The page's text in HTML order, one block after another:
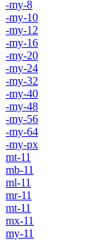
-my-8
-my-10
-my-12
-my-16
-my-20
-my-24
-my-32
-my-40
-my-48
-my-56
-my-64
-my-px
mt-11
mb-11
ml-11
mr-11
mt-11
mx-11
my-11